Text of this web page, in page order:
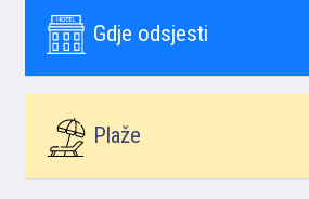
Gdje odsjesti
Plaže